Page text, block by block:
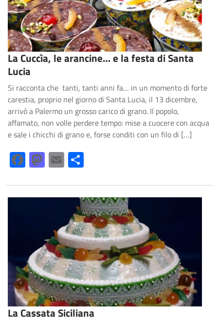
La Cuccìa, le arancine… e la festa di Santa
Lucia
Si racconta che tanti, tanti anni fa… in un momento di forte
carestia, proprio nel giorno di Santa Lucia, il 13 dicembre,
arrivò a Palermo un grosso carico di grano. Il popolo,
affamato, non volle perdere tempo: mise a cuocere con acqua
e sale i chicchi di grano e, forse conditi con un filo di […]
FacebookMastodon
Email
La Cassata Siciliana